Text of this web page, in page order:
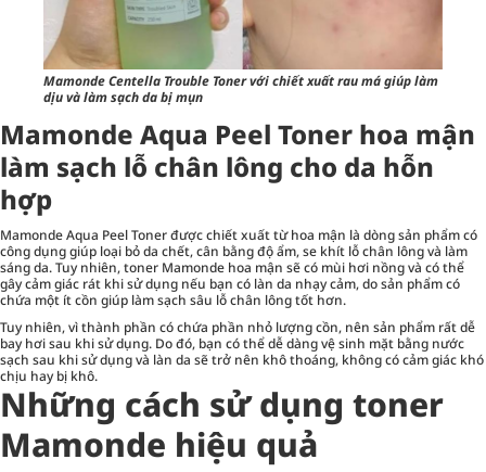
Mamonde Centella Trouble Toner với chiết xuất rau má giúp làm
dịu và làm sạch da bị mụn
Mamonde Aqua Peel Toner hoa mận
làm sạch lỗ chân lông cho da hỗn
hợp
Mamonde Aqua Peel Toner được chiết xuất từ hoa mận là dòng sản phẩm có
công dụng giúp loại bỏ da chết, cân bằng độ ẩm, se khít lỗ chân lông và làm
sáng da. Tuy nhiên, toner Mamonde hoa mận sẽ có mùi hơi nồng và có thể
gây cảm giác rát khi sử dụng nếu bạn có làn da nhạy cảm, do sản phẩm có
chứa một ít cồn giúp làm sạch sâu lỗ chân lông tốt hơn.
Tuy nhiên, vì thành phần có chứa phần nhỏ lượng cồn, nên sản phẩm rất dễ
bay hơi sau khi sử dụng. Do đó, bạn có thể dễ dàng vệ sinh mặt bằng nước
sạch sau khi sử dụng và làn da sẽ trở nên khô thoáng, không có cảm giác khó
chịu hay bị khô.
Những cách sử dụng toner
Mamonde hiệu quả